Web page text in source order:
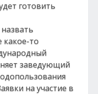
готовить
какое-то
заведующий
на участие в